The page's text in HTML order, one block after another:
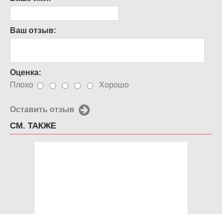
Ваш отзыв:
Оценка:
Плохо
Хорошо
Оставить отзыв
СМ. ТАКЖЕ